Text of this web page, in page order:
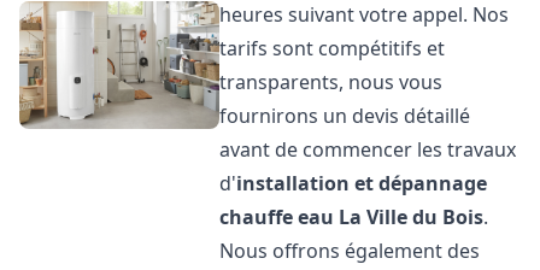
heures suivant votre appel. Nos
tarifs sont compétitifs et
transparents, nous vous
fournirons un devis détaillé
avant de commencer les travaux
d'installation et dépannage
chauffe eau La Ville du Bois.
Nous offrons également des